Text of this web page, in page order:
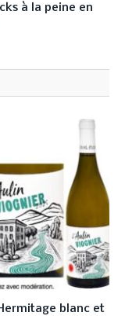
à la peine en
blanc et